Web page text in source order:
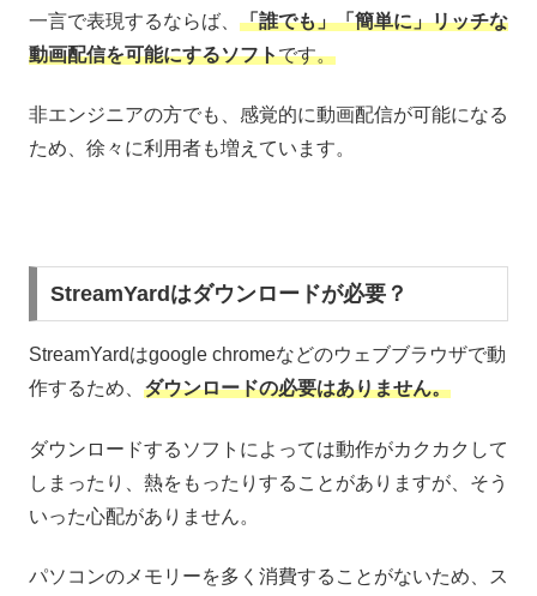
一言で表現するならば、 「誰でも」「簡単に」リッチな
動画配信を可能にするソフトです。
非エンジニアの方でも、感覚的に動画配信が可能になる
ため、徐々に利用者も増えています。
StreamYardはダウンロードが必要？
StreamYardはgoogle chromeなどのウェブブラウザで動
作するため、 ダウンロードの必要はありません。
ダウンロードするソフトによっては動作がカクカクして
しまったり、熱をもったりすることがありますが、そう
いった心配がありません。
パソコンのメモリーを多く消費することがないため、ス